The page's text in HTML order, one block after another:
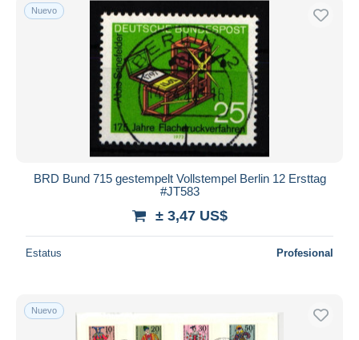
Nuevo
BRD Bund 715 gestempelt Vollstempel Berlin 12 Ersttag
#JT583
± 3,47 US$
Estatus Profesional
Nuevo